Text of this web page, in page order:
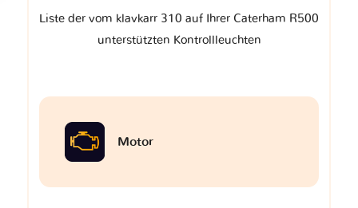
Liste der vom klavkarr 310 auf Ihrer Caterham R500
unterstützten Kontrollleuchten
Motor